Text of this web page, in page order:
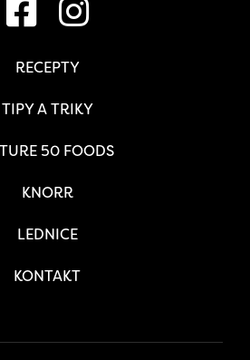
RECEPTY
TIPY A TRIKY
50 FOODS
KNORR
LEDNICE
KONTAKT